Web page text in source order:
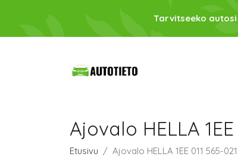
Tarvitseeko
Ajovalo HELLA 1EE
Etusivu Ajovalo HELLA 1EE 011 565-021